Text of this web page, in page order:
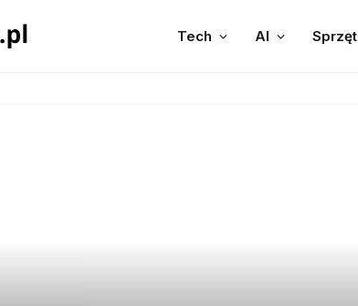
Tech AI Sprzęt